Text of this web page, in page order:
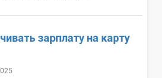
зарплату на карту